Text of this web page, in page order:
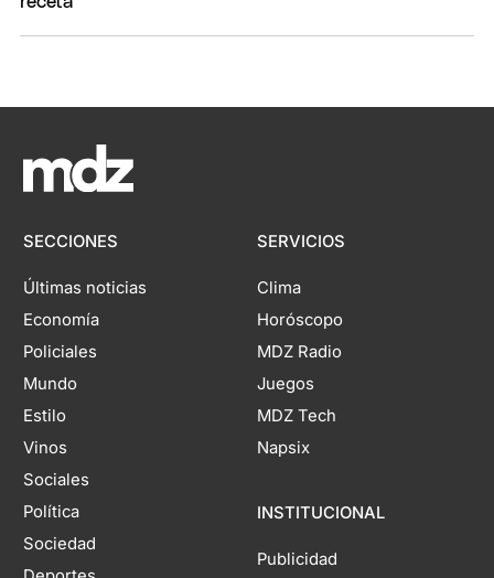
SECCIONES
Últimas noticias
Economía
Policiales
Mundo
Estilo
Vinos
Sociales
Política
Sociedad
SERVICIOS
Clima
Horóscopo
MDZ Radio
Juegos
MDZ Tech
Napsix
INSTITUCIONAL
Publicidad